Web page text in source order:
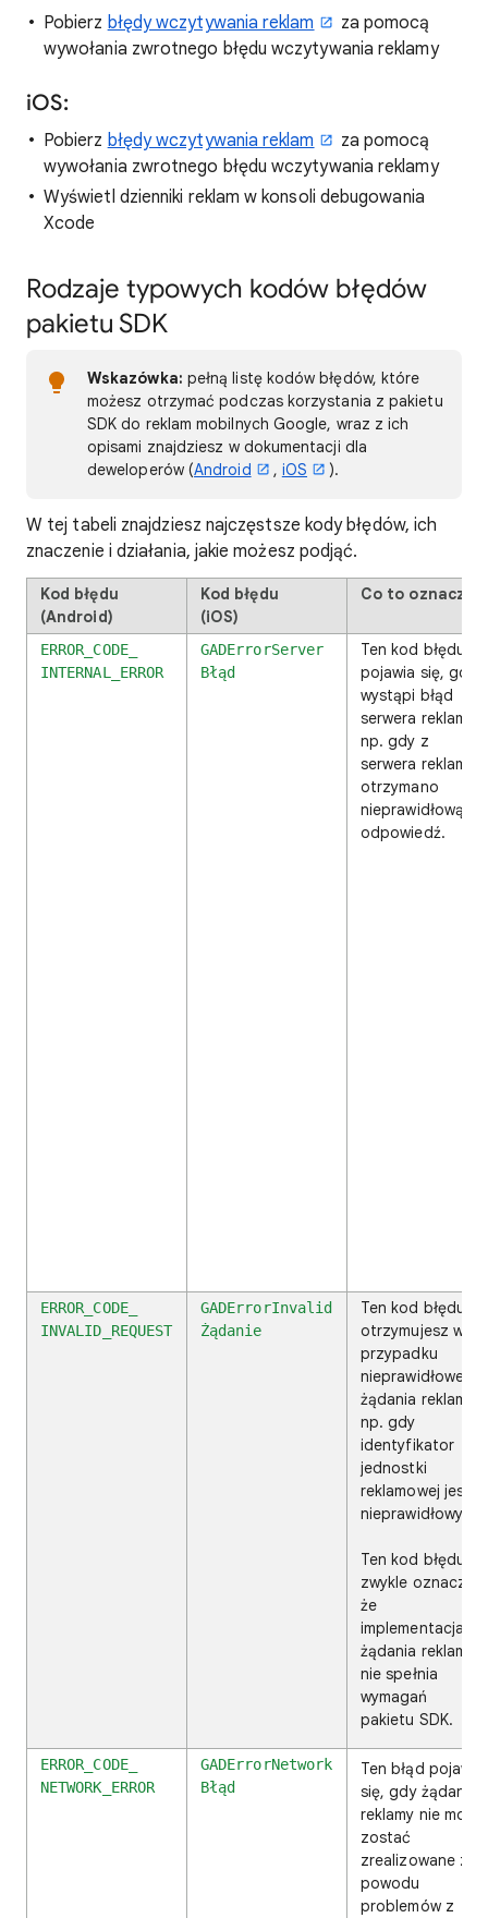
Pobierz błędy wczytywania reklam
za pomocą
wywołania zwrotnego błędu wczytywania reklamy
iOS:
Pobierz błędy wczytywania reklam
za pomocą
wywołania zwrotnego błędu wczytywania reklamy
Wyświetl dzienniki reklam w konsoli debugowania
Xcode
Rodzaje typowych kodów błędów
pakietu SDK
Wskazówka: pełną listę kodów błędów, które
możesz otrzymać podczas korzystania z pakietu
SDK do reklam mobilnych Google, wraz z ich
opisami znajdziesz w dokumentacji dla
deweloperów (Android , iOS ).
W tej tabeli znajdziesz najczęstsze kody błędów, ich
znaczenie i działania, jakie możesz podjąć.
Kod błędu
(Android)
Kod błędu
(iOS)
Co to oznacza?
ERROR_CODE_
INTERNAL_ERROR
GADErrorServer
Błąd
Ten kod błędu
pojawia się, gdy
wystąpi błąd
serwera reklam,
np. gdy z
serwera reklam
otrzymano
nieprawidłową
odpowiedź.
ERROR_CODE_
INVALID_REQUEST
GADErrorInvalid
Żądanie
Ten kod błędu
otrzymujesz w
przypadku
nieprawidłowego
żądania reklamy,
np. gdy
identyfikator
jednostki
reklamowej jest
nieprawidłowy.
Ten kod błędu
zwykle oznacza,
że
implementacja
żądania reklamy
nie spełnia
wymagań
pakietu SDK.
ERROR_CODE_
NETWORK_ERROR
GADErrorNetwork
Błąd
Ten błąd pojawia
się, gdy żądanie
reklamy nie może
zostać
zrealizowane z
powodu
problemów z